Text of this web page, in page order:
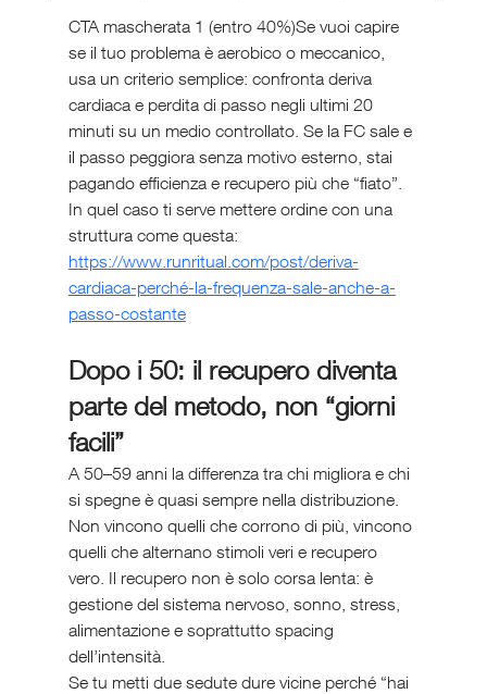
CTA mascherata 1 (entro 40%)Se vuoi capire
se il tuo problema è aerobico o meccanico,
usa un criterio semplice: confronta deriva
cardiaca e perdita di passo negli ultimi 20
minuti su un medio controllato. Se la FC sale e
il passo peggiora senza motivo esterno, stai
pagando efficienza e recupero più che “fiato”.
In quel caso ti serve mettere ordine con una
struttura come questa:
https://www.runritual.com/post/deriva-
cardiaca-perché-la-frequenza-sale-anche-a-
passo-costante
Dopo i 50: il recupero diventa
parte del metodo, non “giorni
facili”
A 50–59 anni la differenza tra chi migliora e chi
si spegne è quasi sempre nella distribuzione.
Non vincono quelli che corrono di più, vincono
quelli che alternano stimoli veri e recupero
vero. Il recupero non è solo corsa lenta: è
gestione del sistema nervoso, sonno, stress,
alimentazione e soprattutto spacing
dell’intensità.
Se tu metti due sedute dure vicine perché “hai